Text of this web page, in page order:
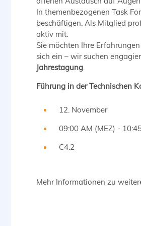
In themenbezogenen Task
beschäftigen. Als Mitglied
aktiv mit.
Sie möchten Ihre
sich ein – wir suchen
Jahrestagung
Führung in der Technischen
12. November
09:00 AM (MEZ) -
C4.2
Mehr Informationen zu